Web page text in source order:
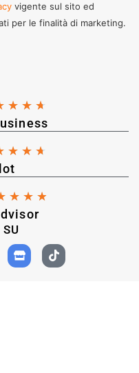
vigente sul sito ed
per le finalità di marketing.
★ ★ ★
★ ★ ★
★ ★ ★